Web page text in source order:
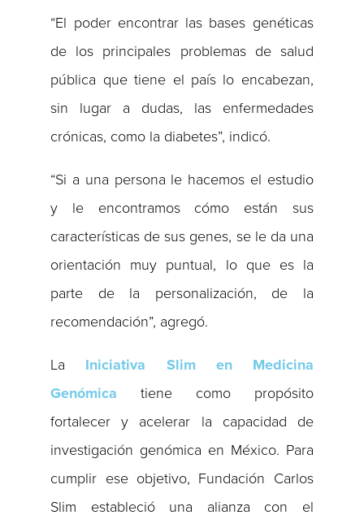
“El poder encontrar las bases genéticas
de los principales problemas de salud
pública que tiene el país lo encabezan,
sin lugar a dudas, las enfermedades
crónicas, como la diabetes”, indicó.
“Si a una persona le hacemos el estudio
y le encontramos cómo están sus
características de sus genes, se le da una
orientación muy puntual, lo que es la
parte de la personalización, de la
recomendación”, agregó.
La Iniciativa Slim en Medicina
Genómica tiene como propósito
fortalecer y acelerar la capacidad de
investigación genómica en México. Para
cumplir ese objetivo, Fundación Carlos
Slim estableció una alianza con el